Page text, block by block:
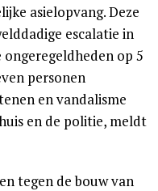
asielopvang. Deze
escalatie in
ongeregeldheden op 5
personen
en vandalisme
en de politie, meldt
tegen de bouw van